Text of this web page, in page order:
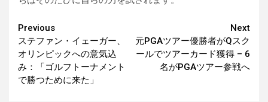
Continue
Reading
Previous
ステファン・イェーガー、
オリンピックへの意気込
み：「ゴルフトーナメント
で勝つために来た」
Next
元PGAツアー優勝者がQスク
ールでツアーカード獲得 – 6
名がPGAツアー参戦へ